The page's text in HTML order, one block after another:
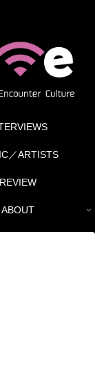
／ARTISTS
REVIEW
ABOUT